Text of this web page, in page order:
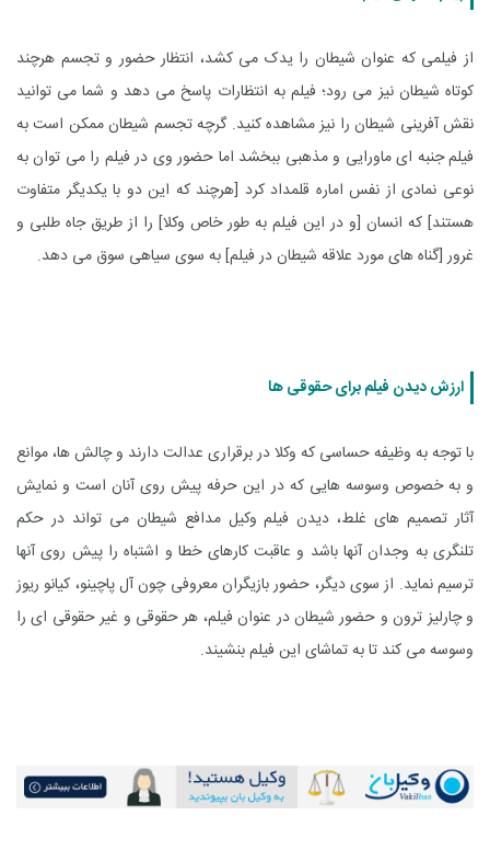
از فیلمی که عنوان شیطان را یدک می کشد، انتظار حضور و تجسم هرچند
کوتاه شیطان نیز می رود؛ فیلم به انتظارات پاسخ می دهد و شما می توانید
نقش آفرینی شیطان را نیز مشاهده کنید. گرچه تجسم شیطان ممکن است به
فیلم جنبه ای ماورایی و مذهبی ببخشد اما حضور وی در فیلم را می توان به
نوعی نمادی از نفس اماره قلمداد کرد [هرچند که این دو با یکدیگر متفاوت
هستند] که انسان [و در این فیلم به طور خاص وکلا] را از طریق جاه طلبی و
غرور [گناه های مورد علاقه شیطان در فیلم] به سوی سیاهی سوق می دهد.
ارزش دیدن فیلم برای حقوقی ها
با توجه به وظیفه حساسی که وکلا در برقراری عدالت دارند و چالش ها، موانع
و به خصوص وسوسه هایی که در این حرفه پیش روی آنان است و نمایش
آثار تصمیم های غلط، دیدن فیلم وکیل مدافع شیطان می تواند در حکم
تلنگری به وجدان آنها باشد و عاقبت کارهای خطا و اشتباه را پیش روی آنها
ترسیم نماید. از سوی دیگر، حضور بازیگران معروفی چون آل پاچینو، کیانو ریوز
و چارلیز ترون و حضور شیطان در عنوان فیلم، هر حقوقی و غیر حقوقی ای را
وسوسه می کند تا به تماشای این فیلم بنشیند.